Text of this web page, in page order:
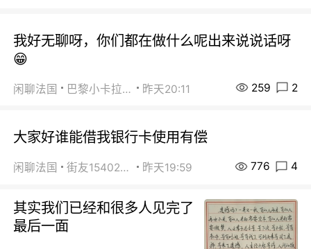
我好无聊呀，你们都在做什么呢出来说说话呀
😁
闲聊法国 巴黎小卡拉咪 昨天20:11 259 2
大家好谁能借我银行卡使用有偿
闲聊法国 街友15402223 昨天19:59 776 4
其实我们已经和很多人见完了
最后一面